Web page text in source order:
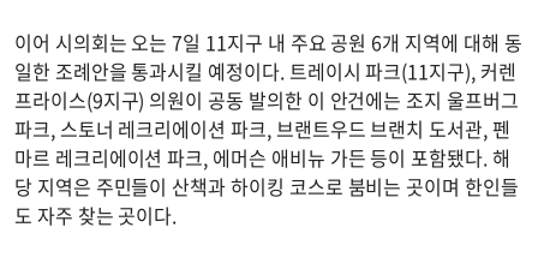
이어 시의회는 오는 7일 11지구 내 주요 공원 6개 지역에 대해 동
일한 조례안을 통과시킬 예정이다. 트레이시 파크(11지구), 커렌
프라이스(9지구) 의원이 공동 발의한 이 안건에는 조지 울프버그
파크, 스토너 레크리에이션 파크, 브랜트우드 브랜치 도서관, 펜
마르 레크리에이션 파크, 에머슨 애비뉴 가든 등이 포함됐다. 해
당 지역은 주민들이 산책과 하이킹 코스로 붐비는 곳이며 한인들
도 자주 찾는 곳이다.